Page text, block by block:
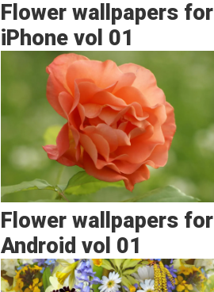
Flower wallpapers for
iPhone vol 01
Flower wallpapers for
Android vol 01